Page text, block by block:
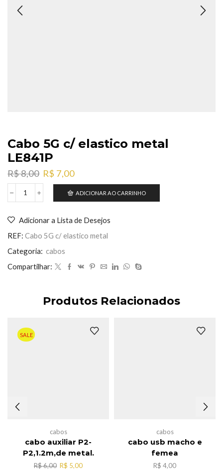
Cabo 5G c/ elastico metal
LE841P
R$8,00 O
preço
original
era:
R$ 7,00O
preço
atual
é:
Cabo
elastico
metal
quantidade
ADICIONAR AO CARRINHO
Adicionar a Lista de Desejos
REF: Cabo 5G c/ elastico metal
Categoria: cabos
Compartilhar:
Produtos Relacionados
SALE
cabos
cabo auxiliar P2-
P2,1.2m,de metal.
R$6,00 O
R$ 5,00O
cabos
cabo usb macho e
femea
R$ 4,00